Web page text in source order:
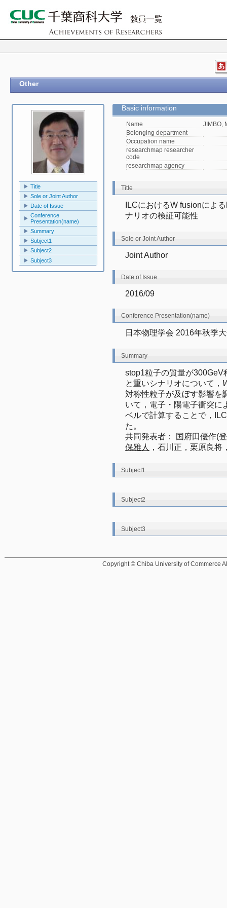
Other
Title
Sole or Joint Author
Date of Issue
Conference
Presentation(name)
Summary
Subject1
Subject2
Subject3
Basic information
Name
JIMBO,
Belonging department
Occupation name
researchmap researcher
code
researchmap agency
Title
ILCにおけるW fusionによ
ナリオの検証可能性
Sole or Joint Author
Joint Author
Date of Issue
2016/09
Conference Presentation(name)
日本物理学会 2016年秋季
Summary
stop1粒子の質量が
と重いシナリオについて，
対称性粒子が及ぼす影響を
いて，電子・陽電子衝突に
ベルで計算することで，
た。
共同発表者： 国府田優作(
保雅人
，石川正，栗原良
Subject1
Subject2
Subject3